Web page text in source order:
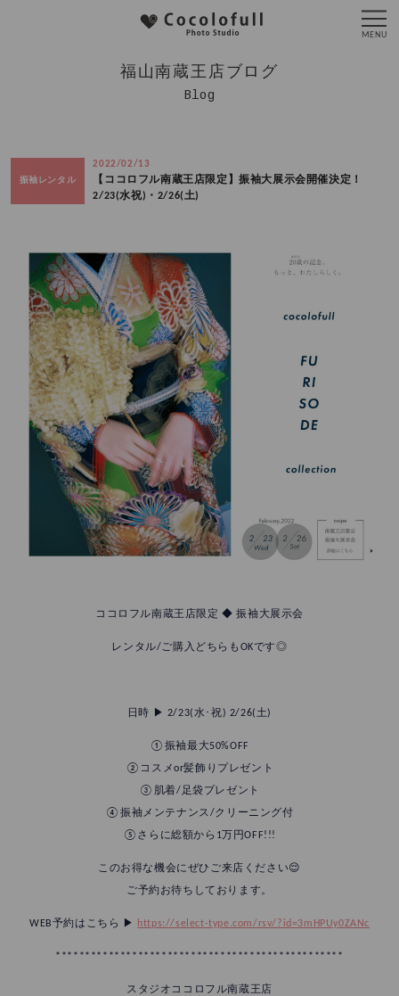
福山南蔵王店ブログ
Blog
振袖レンタル
2022/02/13
【ココロフル南蔵王店限定】振袖大展示会開催決定！
2/23(水祝)・2/26(土)
ココロフル南蔵王店限定 ◆ 振袖大展示会
レンタル/ご購入どちらもOKです◎
日時 ▶︎ 2/23(水･祝) 2/26(土)
①振袖最大50%OFF
②コスメor髪飾りプレゼント
③肌着/足袋プレゼント
④振袖メンテナンス/クリーニング付
⑤さらに総額から1万円OFF!!!
このお得な機会にぜひご来店ください😌
ご予約お待ちしております。
WEB予約はこちら ▶︎ https://select-type.com/rsv/?id=3mHPUy0ZANc
*************************************************
スタジオココロフル南蔵王店